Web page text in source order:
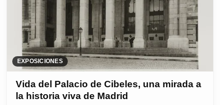
EXPOSICIONES
Vida del Palacio de Cibeles, una mirada a
la historia viva de Madrid